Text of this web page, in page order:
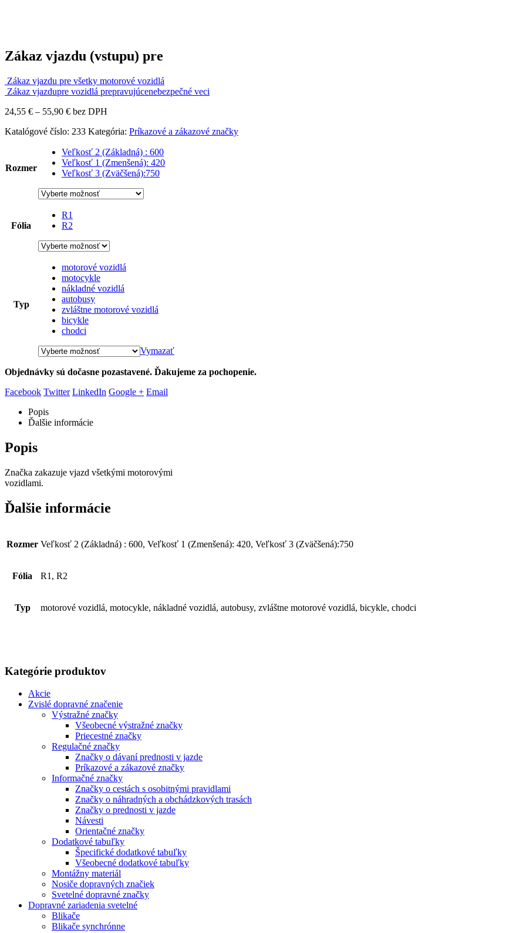
Zákaz vjazdu (vstupu) pre
Zákaz vjazdu pre všetky motorové vozidlá
Zákaz vjazdupre vozidlá prepravujúcenebezpečné veci
24,55 € – 55,90 €Price
24,55 €
55,90 €
bez DPH
Katalógové číslo: 233 Kategória: Príkazové a zákazové značky
Rozmer
Veľkosť 2 (Základná) : 600
Veľkosť 1 (Zmenšená): 420
Veľkosť 3 (Zväčšená):750
Fólia
R1
R2
Typ
motorové vozidlá
motocykle
nákladné vozidlá
autobusy
zvláštne motorové vozidlá
bicykle
chodci
Vymazať
Objednávky sú dočasne pozastavené. Ďakujeme za pochopenie.
Facebook Twitter LinkedIn Google + Email
Popis
Ďalšie informácie
Popis
Značka zakazuje vjazd všetkými motorovými
vozidlami.
Ďalšie informácie
Rozmer Veľkosť 2 (Základná) : 600, Veľkosť 1 (Zmenšená): 420, Veľkosť 3 (Zväčšená):750
Fólia R1, R2
Typ motorové vozidlá, motocykle, nákladné vozidlá, autobusy, zvláštne motorové vozidlá, bicykle, chodci
Kategórie produktov
Akcie
Zvislé dopravné značenie
Výstražné značky
Všeobecné výstražné značky
Priecestné značky
Regulačné značky
Značky o dávaní prednosti v jazde
Príkazové a zákazové značky
Informačné značky
Značky o cestách s osobitnými pravidlami
Značky o náhradných a obchádzkových trasách
Značky o prednosti v jazde
Návesti
Orientačné značky
Dodatkové tabuľky
Špecifické dodatkové tabuľky
Všeobecné dodatkové tabuľky
Montážny materiál
Nosiče dopravných značiek
Svetelné dopravné značky
Dopravné zariadenia svetelné
Blikače
Blikače synchrónne